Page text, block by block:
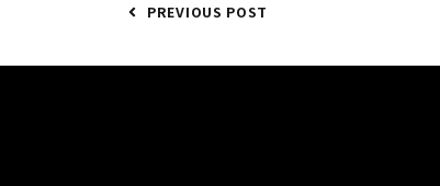
PREVIOUS POST